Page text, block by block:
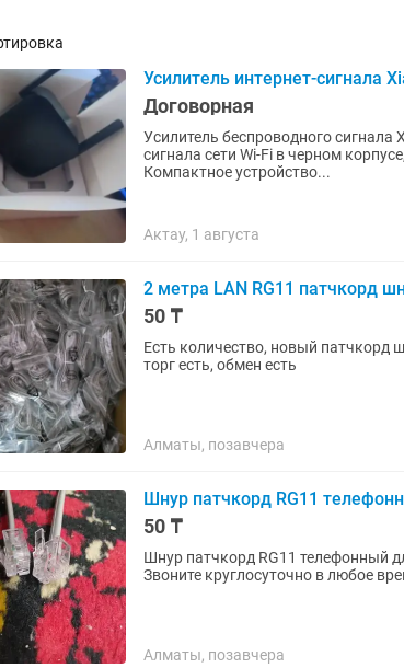
Усилитель интернет-сигнала
Договорная
Усилитель беспроводного сигнала
сигнала сети Wi-Fi в черном
Компактное устройство...
Актау, 1 августа
2 метра LAN RG11 патчкорд
50 ₸
Есть количество, новый патчкорд
торг есть, обмен есть
Алматы, позавчера
Шнур патчкорд RG11
50 ₸
Шнур патчкорд RG11 телефонный
Звоните круглосуточно в любое
Алматы, позавчера